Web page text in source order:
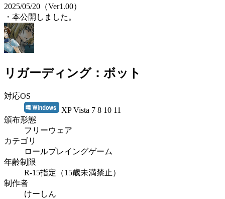
2025/05/20（Ver1.00）
・本公開しました。
リガーディング：ボット
対応OS
XP Vista 7 8 10 11
頒布形態
フリーウェア
カテゴリ
ロールプレイングゲーム
年齢制限
R-15指定（15歳未満禁止）
制作者
けーしん